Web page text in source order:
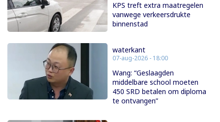
KPS treft extra maatregelen
vanwege verkeersdrukte
binnenstad
waterkant
07-aug-2026 - 18:00
Wang: “Geslaagden
middelbare school moeten
450 SRD betalen om diploma
te ontvangen”